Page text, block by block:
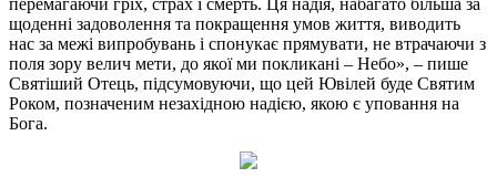
перемагаючи гріх, страх і смерть. Ця надія, набагато більша за
щоденні задоволення та покращення умов життя, виводить
нас за межі випробувань і спонукає прямувати, не втрачаючи з
поля зору велич мети, до якої ми покликані – Небо», – пише
Святіший Отець, підсумовуючи, що цей Ювілей буде Святим
Роком, позначеним незахідною надією, якою є уповання на
Бога.